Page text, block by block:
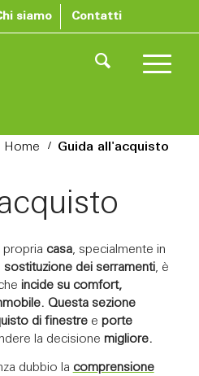
siamo Contatti
Home / Guida all'acquisto
casa, specialmente in
sostituzione dei serramenti, è
incide su comfort,
Questa sezione
di finestree porte
la decisione migliore.
dubbio la comprensione